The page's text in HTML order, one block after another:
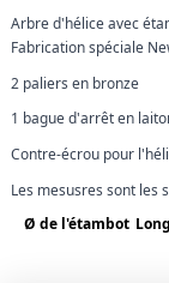
Arbre d'hélice avec
Fabrication spéciale
2 paliers en bronze
1 bague d'arrêt en
Contre-écrou pour
Les mesusres sont les
Ø de l'étambot